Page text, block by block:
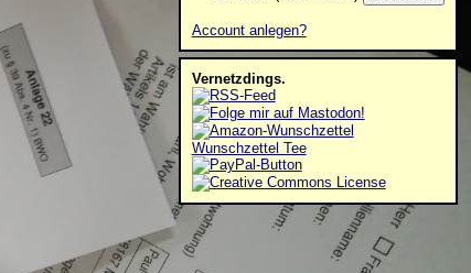
Account anlegen?
Vernetzdings.
Wunschzettel Tee